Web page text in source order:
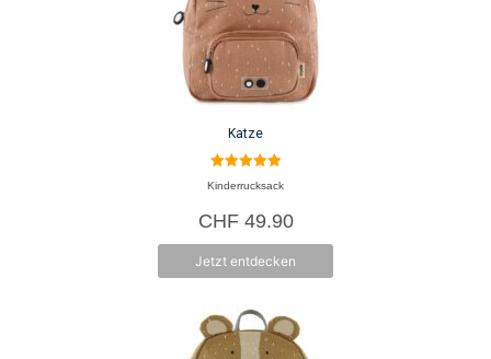
Katze
5.00
von 5
Kinderrucksack
CHF49.90
Jetzt entdecken